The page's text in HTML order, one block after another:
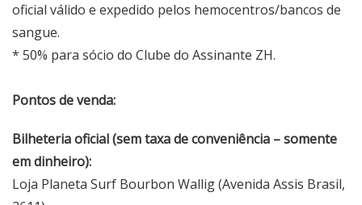
oficial válido e expedido pelos hemocentros/bancos de
sangue.
* 50% para sócio do Clube do Assinante ZH.
Pontos de venda:
Bilheteria oficial (sem taxa de conveniência – somente
em dinheiro):
Loja Planeta Surf Bourbon Wallig (Avenida Assis Brasil,